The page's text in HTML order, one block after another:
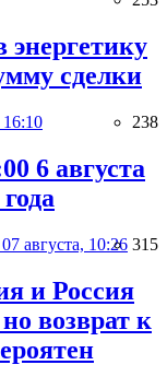
энергетику
сделки
16:10 238
6 августа
07 августа, 10:26 315
и Россия
возврат к